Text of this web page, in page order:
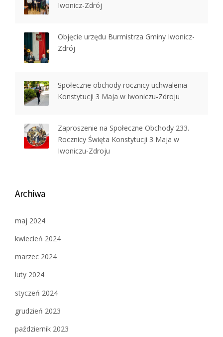
Iwonicz-Zdrój
Objęcie urzędu Burmistrza Gminy Iwonicz-
Zdrój
Społeczne obchody rocznicy uchwalenia
Konstytucji 3 Maja w Iwoniczu-Zdroju
Zaproszenie na Społeczne Obchody 233.
Rocznicy Święta Konstytucji 3 Maja w
Iwoniczu-Zdroju
Archiwa
maj 2024
kwiecień 2024
marzec 2024
luty 2024
styczeń 2024
grudzień 2023
październik 2023